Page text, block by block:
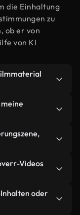
die Einhaltung
zu
ob er von
von KI
eindeutig
was Sie
Versionen
Formate,
während
und
Sie
generiert
Video für
Videos
Alle
lizenzfrei
oder